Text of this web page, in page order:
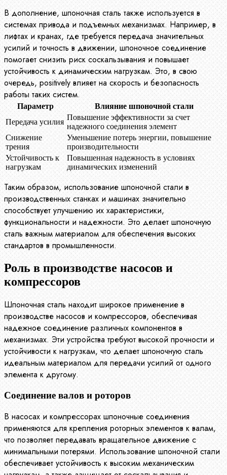
В дополнение, шпоночная сталь также используется в
системах привода и подъемных механизмах. Например, в
лифтах и кранах, где требуется передача значительных
усилий и точность в движении, шпоночное соединение
помогает снизить риск соскальзывания и повышает
устойчивость к динамическим нагрузкам. Это, в свою
очередь, positively влияет на скорость и безопасность
работы таких систем.
Параметр
Влияние шпоночной стали
Передача усилия
Повышение эффективности за счет
надежного соединения элемент
Снижение
трения
Уменьшение потерь энергии, повышение
производительности
Устойчивость к
нагрузкам
Повышенная надежность в условиях
динамических изменений
Таким образом, использование шпоночной стали в
производственных станках и машинах значительно
способствует улучшению их характеристики,
функциональности и надежности. Это делает шпоночную
сталь важным материалом для обеспечения высоких
стандартов в промышленности.
Роль в производстве насосов и
компрессоров
Шпоночная сталь находит широкое применение в
производстве насосов и компрессоров, обеспечивая
надежное соединение различных компонентов в
механизмах. Эти устройства требуют высокой прочности и
устойчивости к нагрузкам, что делает шпоночную сталь
идеальным материалом для передачи усилий от одного
элемента к другому.
Соединение валов и роторов
В насосах и компрессорах шпоночные соединения
применяются для крепления роторных элементов к валам,
что позволяет передавать вращательное движение с
минимальными потерями. Использование шпоночной стали
обеспечивает устойчивость к высоким механическим